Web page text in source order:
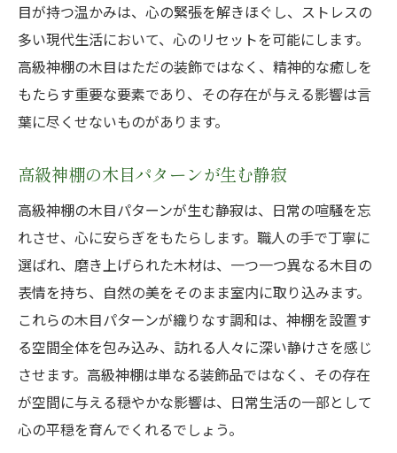
目が持つ温かみは、心の緊張を解きほぐし、ストレスの
多い現代生活において、心のリセットを可能にします。
高級神棚の木目はただの装飾ではなく、精神的な癒しを
もたらす重要な要素であり、その存在が与える影響は言
葉に尽くせないものがあります。
高級神棚の木目パターンが生む静寂
高級神棚の木目パターンが生む静寂は、日常の喧騒を忘
れさせ、心に安らぎをもたらします。職人の手で丁寧に
選ばれ、磨き上げられた木材は、一つ一つ異なる木目の
表情を持ち、自然の美をそのまま室内に取り込みます。
これらの木目パターンが織りなす調和は、神棚を設置す
る空間全体を包み込み、訪れる人々に深い静けさを感じ
させます。高級神棚は単なる装飾品ではなく、その存在
が空間に与える穏やかな影響は、日常生活の一部として
心の平穏を育んでくれるでしょう。